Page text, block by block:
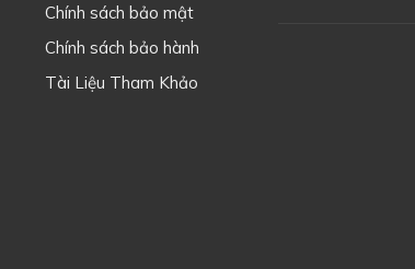
Chính sách bảo mật
Chính sách bảo hành
Tài Liệu Tham Khảo